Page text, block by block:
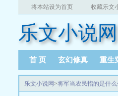
将本站设为首页 收藏乐文
乐文小说网
首 页 玄幻修真 重生
乐文小说网>将军当农民指的是什么